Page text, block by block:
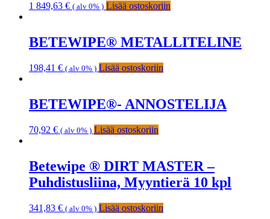
1 849,63 € ( alv 0% ) Lisää ostoskoriin
BETEWIPE® METALLITELINE
198,41 € ( alv 0% ) Lisää ostoskoriin
BETEWIPE®- ANNOSTELIJA
70,92 € ( alv 0% ) Lisää ostoskoriin
Betewipe ® DIRT MASTER –
Puhdistusliina, Myyntierä 10 kpl
341,83 € ( alv 0% ) Lisää ostoskoriin